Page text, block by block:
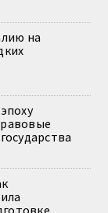
на